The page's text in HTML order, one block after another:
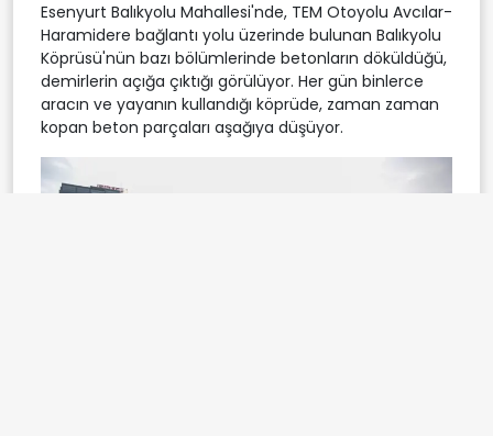
Esenyurt Balıkyolu Mahallesi'nde, TEM Otoyolu Avcılar-
Haramidere bağlantı yolu üzerinde bulunan Balıkyolu
Köprüsü'nün bazı bölümlerinde betonların döküldüğü,
demirlerin açığa çıktığı görülüyor. Her gün binlerce
aracın ve yayanın kullandığı köprüde, zaman zaman
kopan beton parçaları aşağıya düşüyor.